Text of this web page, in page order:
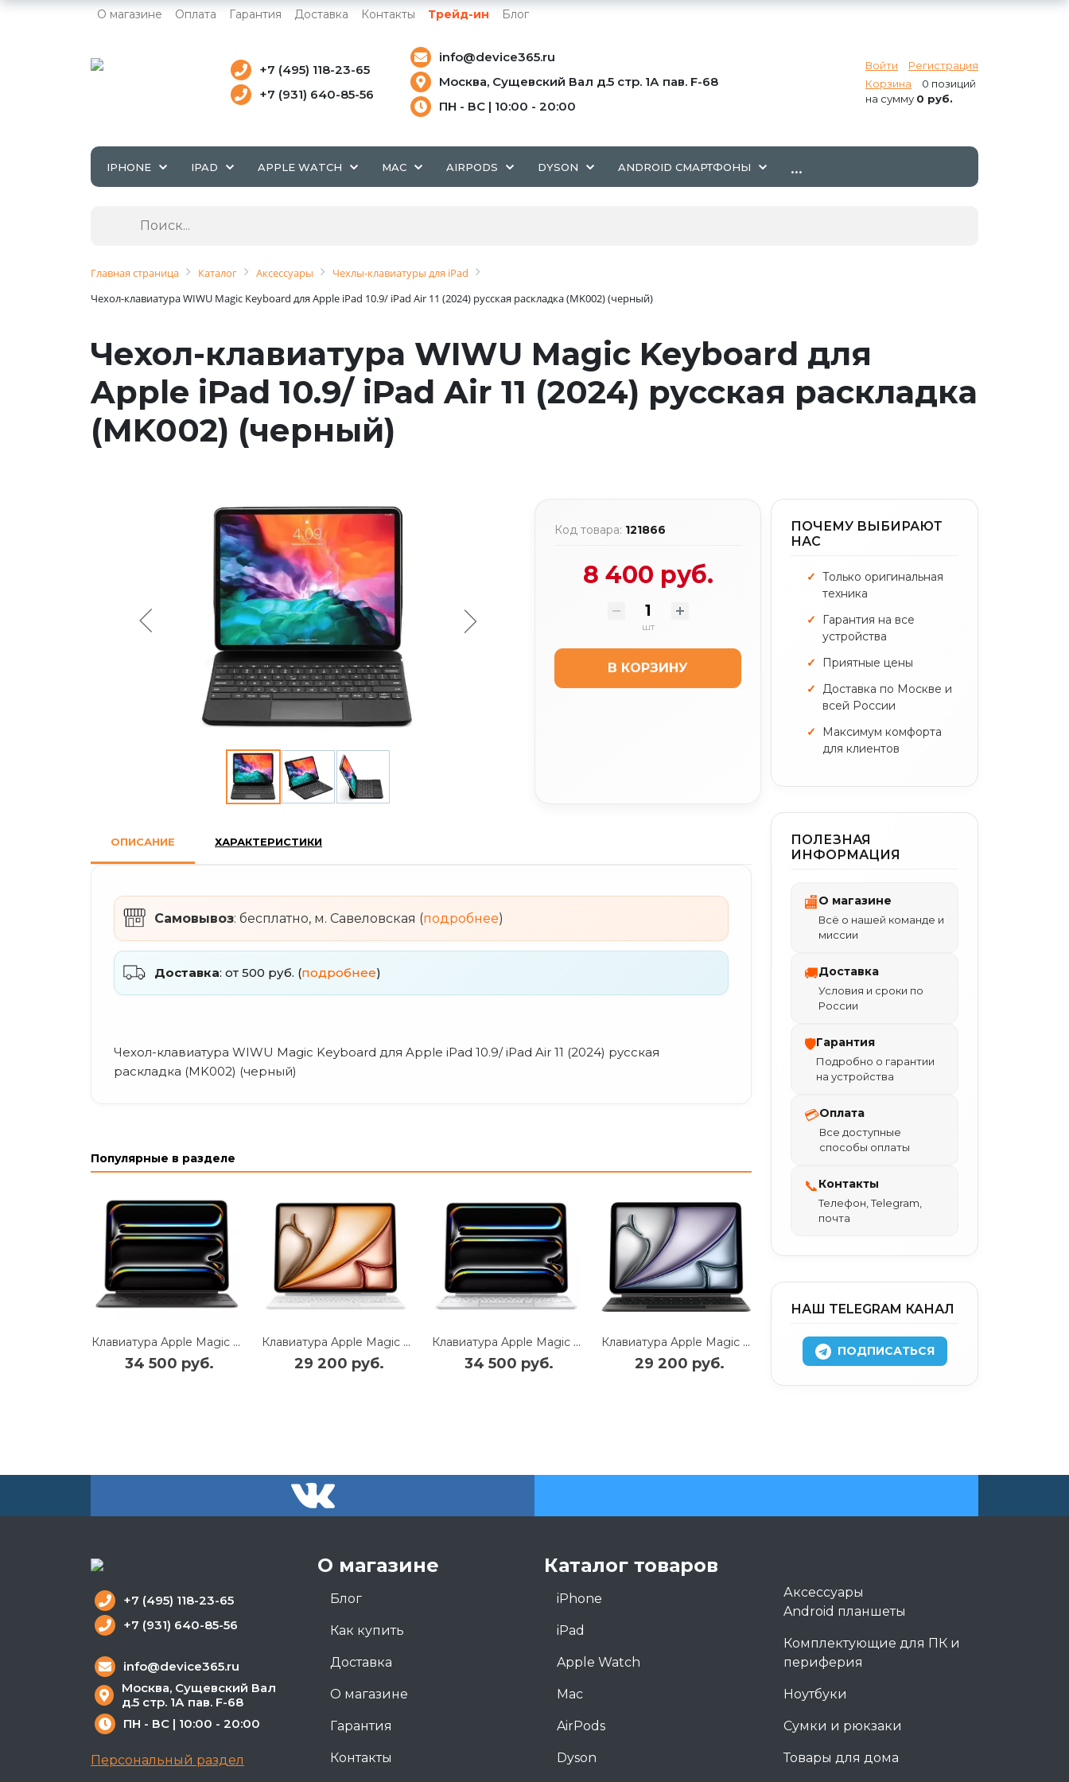
О магазине Оплата Гарантия Доставка Контакты Трейд-ин Блог
Войти
Регистрация
Корзина
0 позиций
на сумму 0 руб.
+7 (495) 118-23-65
+7 (931) 640-85-56
info@device365.ru
Москва, Сущевский Вал д.5 стр. 1А пав. F-68
ПН - ВС | 10:00 - 20:00
IPHONE IPAD APPLE WATCH MAC AIRPODS DYSON ANDROID СМАРТФОНЫ ...
Главная страница Каталог Аксессуары
Чехлы-клавиатуры для iPad
Чехол-клавиатура WIWU Magic Keyboard для Apple iPad 10.9/ iPad Air 11 (2024) русская раскладка (MK002) (черный)
Чехол-клавиатура WIWU Magic Keyboard для
Apple iPad 10.9/ iPad Air 11 (2024) русская раскладка
(MK002) (черный)
Код товара: 121866
8 400 руб.
шт
В КОРЗИНУ
ОПИСАНИЕ ХАРАКТЕРИСТИКИ
Самовывоз: бесплатно, м. Савеловская (подробнее)
Доставка: от 500 руб. (подробнее)
Чехол-клавиатура WIWU Magic Keyboard для Apple iPad 10.9/ iPad Air 11 (2024) русская
раскладка (MK002) (черный)
Популярные в разделе
Клавиатура Apple Magic Keyboard with Trackpad для iPad Pro 13 (2024) русская (нейлон с подставкой) (черный) (MWR53)
34 500 руб.
Клавиатура Apple Magic Keyboard with Trackpad для iPad Air 11 (2024/2025) русская раскладка (белый) (MDFV4)
29 200 руб.
Клавиатура Apple Magic Keyboard with Trackpad для iPad Pro 13 (2024) русская (нейлон с подставкой) (белый) (MWR43)
34 500 руб.
Клавиатура Apple Magic Keyboard with Trackpad для iPad Air 11 (2024/2025) русская раскладка (черный) (MGYX4)
29 200 руб.
ПОЧЕМУ ВЫБИРАЮТ
НАС
Только оригинальная
техника
Гарантия на все
устройства
Приятные цены
Доставка по Москве и
всей России
Максимум комфорта
для клиентов
ПОЛЕЗНАЯ
ИНФОРМАЦИЯ
🏬О магазине
Всё о нашей команде и
миссии
🚚Доставка
Условия и сроки по
России
🛡Гарантия
Подробно о гарантии
на устройства
💳Оплата
Все доступные
способы оплаты
📞Контакты
Телефон, Telegram,
почта
НАШ TELEGRAM КАНАЛ
ПОДПИСАТЬСЯ
О магазине
Блог
Как купить
Доставка
О магазине
Гарантия
Контакты
Каталог товаров
iPhone
iPad
Apple Watch
Mac
AirPods
Dyson
Аксессуары
Android планшеты
Комплектующие для ПК и
периферия
Ноутбуки
Сумки и рюкзаки
Товары для дома
+7 (495) 118-23-65
+7 (931) 640-85-56
info@device365.ru
Москва, Сущевский Вал
д.5 стр. 1А пав. F-68
ПН - ВС | 10:00 - 20:00
Персональный раздел